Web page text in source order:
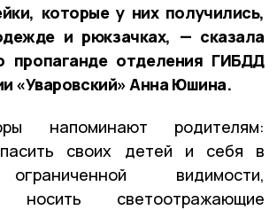
которые у них получились,
и рюкзачках, — сказала
пропаганде отделения ГИБДД
«Уваровский» Анна Юшина.
напоминают родителям:
своих детей и себя в
видимости,
носить светоотражающие